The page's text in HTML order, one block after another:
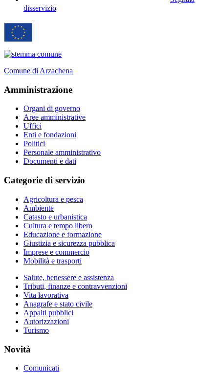
disservizio
Comune di Arzachena
Amministrazione
Organi di governo
Aree amministrative
Uffici
Enti e fondazioni
Politici
Personale amministrativo
Documenti e dati
Categorie di servizio
Agricoltura e pesca
Ambiente
Catasto e urbanistica
Cultura e tempo libero
Educazione e formazione
Giustizia e sicurezza pubblica
Imprese e commercio
Mobilità e trasporti
Salute, benessere e assistenza
Tributi, finanze e contravvenzioni
Vita lavorativa
Anagrafe e stato civile
Appalti pubblici
Autorizzazioni
Turismo
Novità
Comunicati